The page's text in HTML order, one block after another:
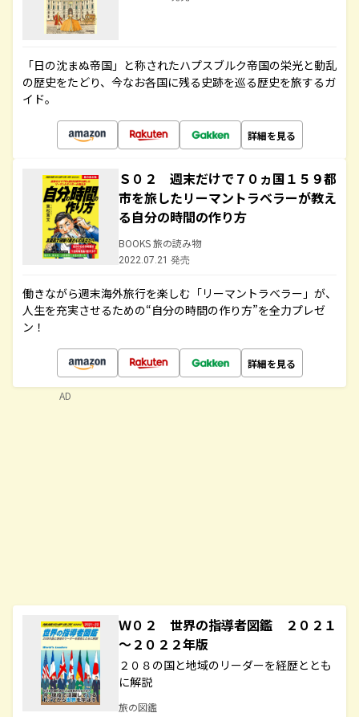
「日の沈まぬ帝国」と称されたハプスブルク帝国の栄光と動乱
の歴史をたどり、今なお各国に残る史跡を巡る歴史を旅するガ
イド。
詳細を見る
Ｓ０２ 週末だけで７０ヵ国１５９都
市を旅したリーマントラベラーが教え
る自分の時間の作り方
BOOKS 旅の読み物
2022.07.21 発売
働きながら週末海外旅行を楽しむ「リーマントラベラー」が、
人生を充実させるための“自分の時間の作り方”を全力プレゼ
ン！
詳細を見る
Ｗ０２ 世界の指導者図鑑 ２０２１
～２０２２年版
２０８の国と地域のリーダーを経歴ととも
に解説
旅の図鑑
AD